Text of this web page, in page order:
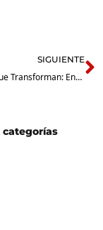
SIGUIENTE
Notas que Transforman: Encuentra la Mejor Escuela de Teclado en Naucalpan